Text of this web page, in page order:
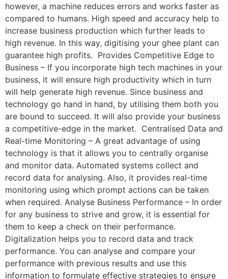
however, a machine reduces errors and works faster as
compared to humans. High speed and accuracy help to
increase business production which further leads to
high revenue. In this way, digitising your ghee plant can
guarantee high profits. Provides Competitive Edge to
Business – If you incorporate high tech machines in your
business, it will ensure high productivity which in turn
will help generate high revenue. Since business and
technology go hand in hand, by utilising them both you
are bound to succeed. It will also provide your business
a competitive-edge in the market. Centralised Data and
Real-time Monitoring – A great advantage of using
technology is that it allows you to centrally organise
and monitor data. Automated systems collect and
record data for analysing. Also, it provides real-time
monitoring using which prompt actions can be taken
when required. Analyse Business Performance – In order
for any business to strive and grow, it is essential for
them to keep a check on their performance.
Digitalization helps you to record data and track
performance. You can analyse and compare your
performance with previous results and use this
information to formulate effective strategies to ensure